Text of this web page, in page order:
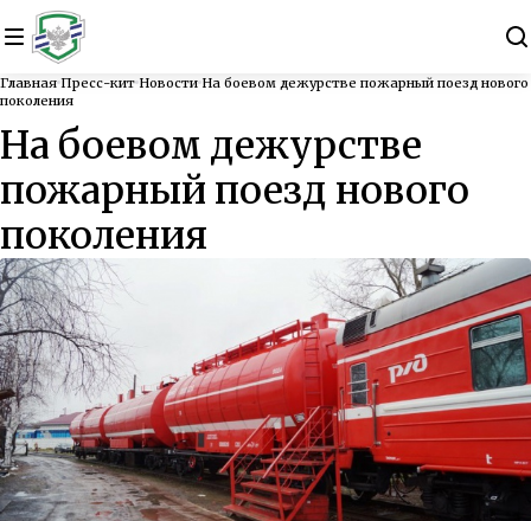
Главная Пресс-кит Новости На боевом дежурстве пожарный поезд нового
поколения
На боевом дежурстве
пожарный поезд нового
поколения